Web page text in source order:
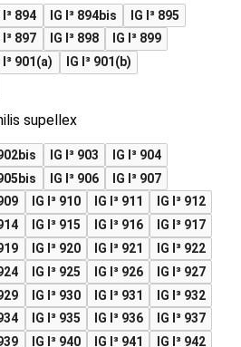
I³ 894 IG I³ 894bis
IG I³ 895
I³ 897 IG I³ 898
IG I³ 899
I³ 901(a)
IG I³ 901(b)
supellex
IG I³ 903
IG I³ 904
IG I³ 906
IG I³ 907
IG I³ 910 IG I³ 911
IG I³ 912
IG I³ 915 IG I³ 916
IG I³ 917
IG I³ 920 IG I³ 921
IG I³ 922
IG I³ 925 IG I³ 926
IG I³ 927
IG I³ 930 IG I³ 931
IG I³ 932
IG I³ 935 IG I³ 936
IG I³ 937
IG I³ 940 IG I³ 941
IG I³ 942